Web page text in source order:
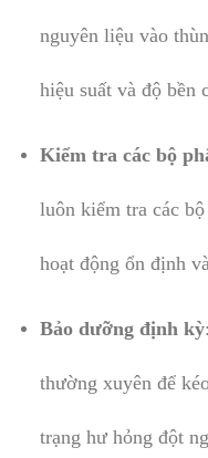
nguyên liệu vào
hiệu suất và độ bền
Kiểm tra các bộ
luôn kiểm tra các
hoạt động ổn định
Bảo dưỡng định kỳ
thường xuyên để
trạng hư hỏng đột